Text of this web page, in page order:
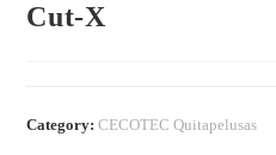
Cut-X
Category:CECOTEC Quitapelusas